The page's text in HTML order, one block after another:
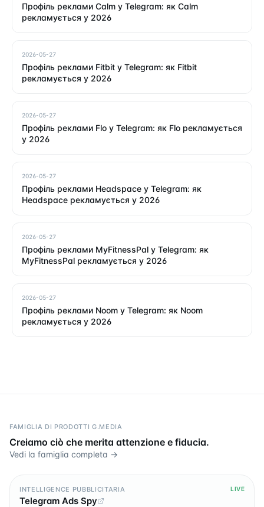
Профіль реклами Calm у Telegram: як Calm
рекламується у 2026
2026-05-27
Профіль реклами Fitbit у Telegram: як Fitbit
рекламується у 2026
2026-05-27
Профіль реклами Flo у Telegram: як Flo рекламується
у 2026
2026-05-27
Профіль реклами Headspace у Telegram: як
Headspace рекламується у 2026
2026-05-27
Профіль реклами MyFitnessPal у Telegram: як
MyFitnessPal рекламується у 2026
2026-05-27
Профіль реклами Noom у Telegram: як Noom
рекламується у 2026
FAMIGLIA DI PRODOTTI G.MEDIA
Creiamo ciò che merita attenzione e fiducia.
Vedi la famiglia completa →
INTELLIGENCE PUBBLICITARIA LIVE
Telegram Ads Spy